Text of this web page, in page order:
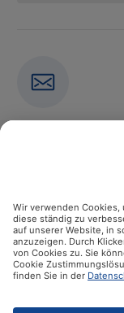
Abonniere jetzt